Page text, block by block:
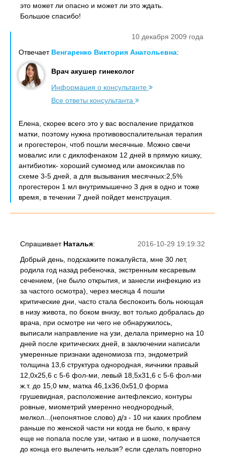
это может ли опасно и может ли это ждать.
Большое спасибо!
10 декабря 2009 года
Отвечает Венгаренко Виктория Анатольевна:
Врач акушер гинеколог
Информация о консультанте
Все ответы консультанта
Елена, скорее всего это у вас воспаление придатков
матки, поэтому нужна противовоспалительная терапия
и прогестерон, чтоб пошли месячные. Можно свечи
мовалис или с диклофенаком 12 дней в прямую кишку,
антибиотик- хороший сумомед или амоксиклав по
схеме 3-5 дней, а для вызывания месячных:2,5%
прогестерон 1 мл внутримышечно 3 дня в одно и тоже
время, в течении 7 дней пойдет менструация.
2016-10-29 19:19:32
Спрашивает Наталья:
Добрый день, подскажите пожалуйста, мне 30 лет,
родила год назад ребеночка, экстренным кесаревым
сечением, (не было открытия, и занесли инфекцию из
за частого осмотра), через месяца 4 пошли
критические дни, часто стала беспокоить боль ноющая
в низу живота, по боком внизу, вот только добралась до
врача, при осмотре ни чего не обнаружилось,
выписали направление на узи, делала примерно на 10
дней после критических дней, в заключении написали
умеренные признаки аденомиоза гпэ, эндометрий
толщина 13,6 структура однородная, яичники правый
12,0х25,6 с 5-6 фол-ми, левый 18,5х31,6 с 5-6 фол-ми
ж.т. до 15,0 мм, матка 46,1х36,0х51,0 форма
грушевидная, расположение антефлексио, контуры
ровные, миометрий умеренно неоднородный,
мелкол...(непонятное слово) д/з - 10 ни каких проблем
раньше по женской части ни когда не было, к врачу
еще не попала после узи, читаю и в шоке, получается
до конца его вылечить нельзя? если сделать повторно